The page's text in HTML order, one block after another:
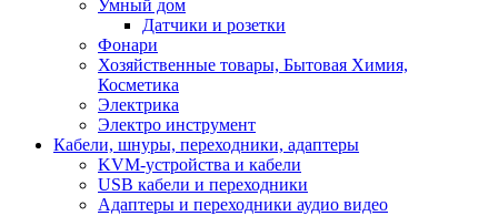
Умный дом
Датчики и розетки
Фонари
Хозяйственные товары, Бытовая Химия,
Косметика
Электрика
Электро инструмент
Кабели, шнуры, переходники, адаптеры
KVM-устройства и кабели
USB кабели и переходники
Адаптеры и переходники аудио видео